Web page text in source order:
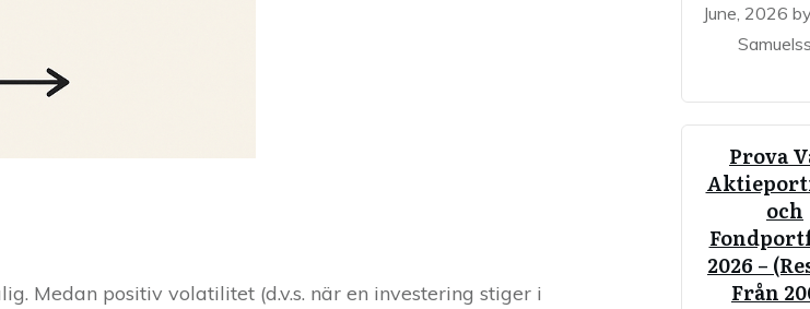
Medan positiv volatilitet (d.v.s. när en investering stiger i
June, 2026
Prova
och
2026 –
Från